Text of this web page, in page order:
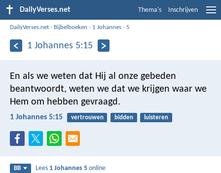
DailyVerses.net Thema's Inschrijven
DailyVerses.net › Bijbelboeken › 1 Johannes ›5
1 Johannes 5:15
En als we weten dat Hij al onze gebeden
beantwoordt, weten we dat we krijgen waar we
Hem om hebben gevraagd.
1 Johannes 5:15 vertrouwen bidden luisteren
BB Lees 1 Johannes 5 online